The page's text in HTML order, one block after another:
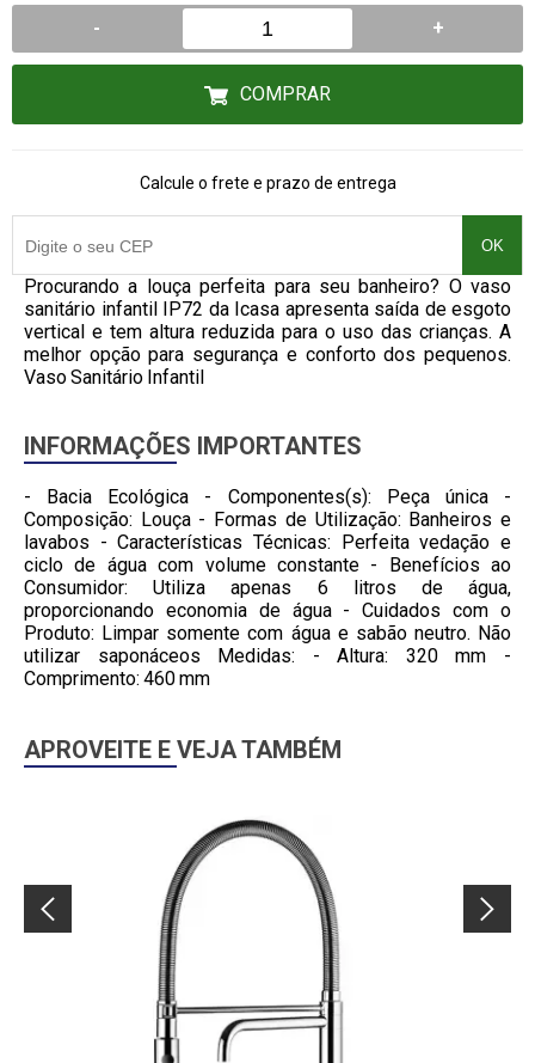
- +
COMPRAR
Calcule o frete e prazo de entrega
OK
Procurando a louça perfeita para seu banheiro? O vaso
sanitário infantil IP72 da Icasa apresenta saída de esgoto
vertical e tem altura reduzida para o uso das crianças. A
melhor opção para segurança e conforto dos pequenos.
Vaso Sanitário Infantil
INFORMAÇÕES IMPORTANTES
- Bacia Ecológica - Componentes(s): Peça única -
Composição: Louça - Formas de Utilização: Banheiros e
lavabos - Características Técnicas: Perfeita vedação e
ciclo de água com volume constante - Benefícios ao
Consumidor: Utiliza apenas 6 litros de água,
proporcionando economia de água - Cuidados com o
Produto: Limpar somente com água e sabão neutro. Não
utilizar saponáceos Medidas: - Altura: 320 mm -
Comprimento: 460 mm
APROVEITE E VEJA TAMBÉM